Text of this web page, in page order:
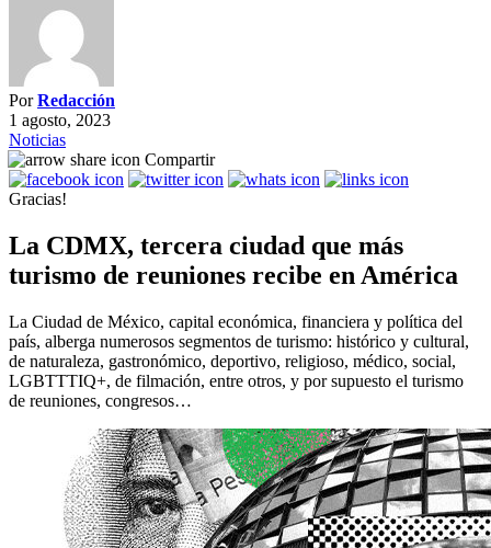
PorRedacción
1 agosto, 2023
Noticias
Compartir
Gracias!
La CDMX, tercera ciudad que más
turismo de reuniones recibe en América
La Ciudad de México, capital económica, financiera y política del
país, alberga numerosos segmentos de turismo: histórico y cultural,
de naturaleza, gastronómico, deportivo, religioso, médico, social,
LGBTTTIQ+, de filmación, entre otros, y por supuesto el turismo
de reuniones, congresos…